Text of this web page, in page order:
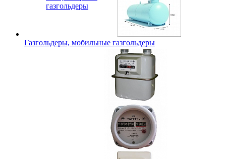
газгольдеры
Газгольдеры, мобильные газгольдеры